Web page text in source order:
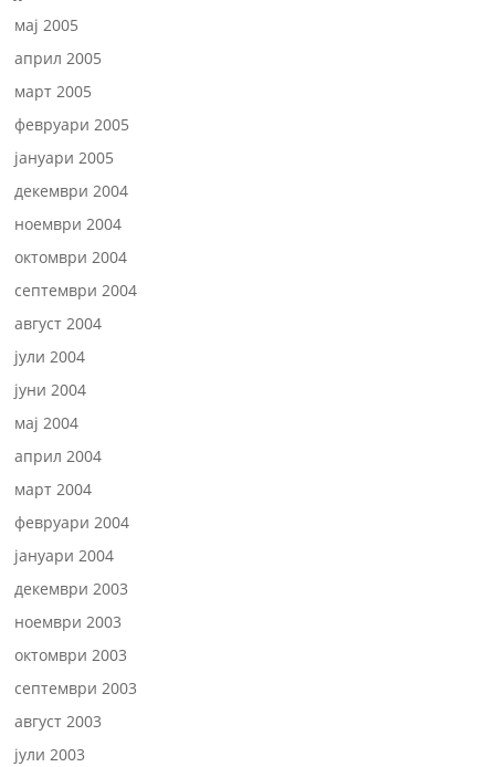
мај 2005
април 2005
март 2005
февруари 2005
јануари 2005
декември 2004
ноември 2004
октомври 2004
септември 2004
август 2004
јули 2004
јуни 2004
мај 2004
април 2004
март 2004
февруари 2004
јануари 2004
декември 2003
ноември 2003
октомври 2003
септември 2003
август 2003
јули 2003